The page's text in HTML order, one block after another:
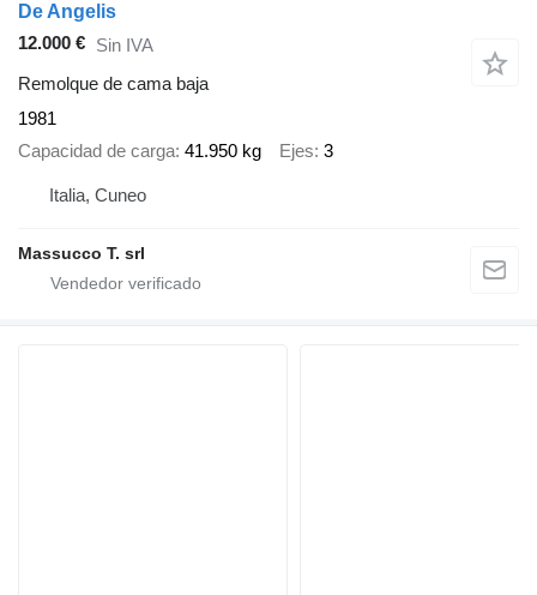
De Angelis
12.000 € Sin IVA
Remolque de cama baja
1981
Capacidad de carga 41.950 kg Ejes 3
Italia, Cuneo
Massucco T. srl